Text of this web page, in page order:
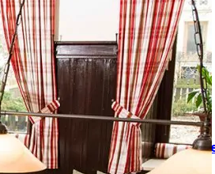
Bayern Tourist Gmbh (BTG)
Prinz-Ludwig-Palais
Türkenstraße 7
80333 München
Telefon: +49 89 28760-117
Fax: +49 89 28760-121
bayerischekueche@btg-
www.btg-service.de